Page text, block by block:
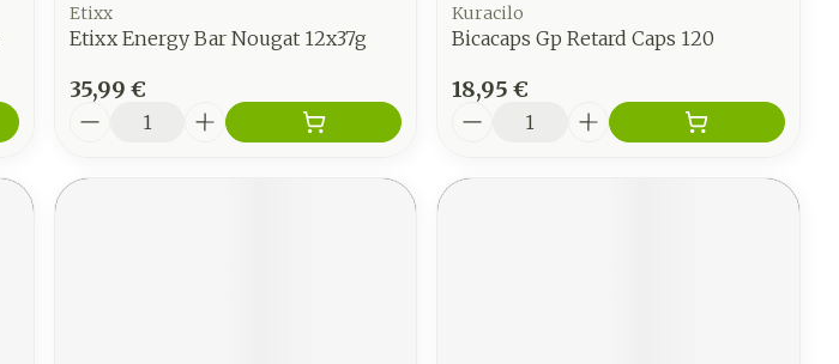
Etixx
Etixx Energy Bar Nougat 12x37g
35,99 €
Quantité
Kuracilo
Bicacaps Gp Retard Caps 120
18,95 €
Quantité